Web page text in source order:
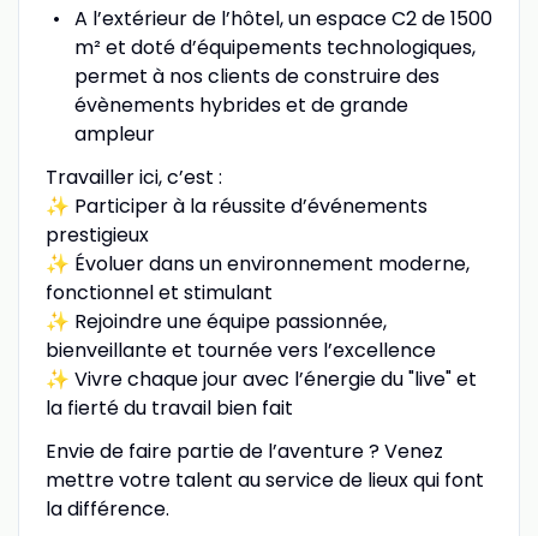
A l’extérieur de l’hôtel, un espace C2 de 1500
m² et doté d’équipements technologiques,
permet à nos clients de construire des
évènements hybrides et de grande
ampleur
Travailler ici, c’est :
✨ Participer à la réussite d’événements
prestigieux
✨ Évoluer dans un environnement moderne,
fonctionnel et stimulant
✨ Rejoindre une équipe passionnée,
bienveillante et tournée vers l’excellence
✨ Vivre chaque jour avec l’énergie du "live" et
la fierté du travail bien fait
Envie de faire partie de l’aventure ? Venez
mettre votre talent au service de lieux qui font
la différence.